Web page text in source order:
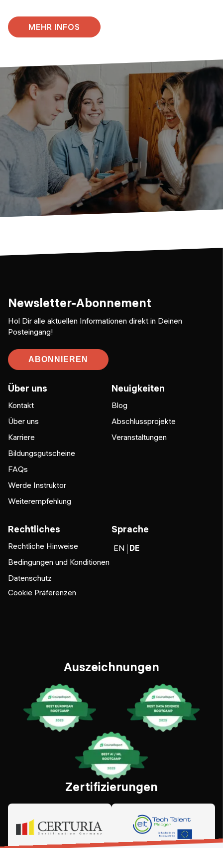
MEHR INFOS
Newsletter-Abonnement
Hol Dir alle aktuellen Informationen direkt in Deinen
Posteingang!
ABONNIEREN
Über uns
Kontakt
Über uns
Karriere
Bildungsgutscheine
FAQs
Werde Instruktor
Weiterempfehlung
Neuigkeiten
Blog
Abschlussprojekte
Veranstaltungen
Rechtliches
Rechtliche Hinweise
Bedingungen und Konditionen
Datenschutz
Cookie Präferenzen
Sprache
EN DE
Auszeichnungen
Zertifizierungen